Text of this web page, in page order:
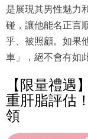
是展現其男性魅力
碰，讓他能名正言
乎、被照顧。如果
車」，絕不會有如
【限量禮遇
重肝脂評估
領